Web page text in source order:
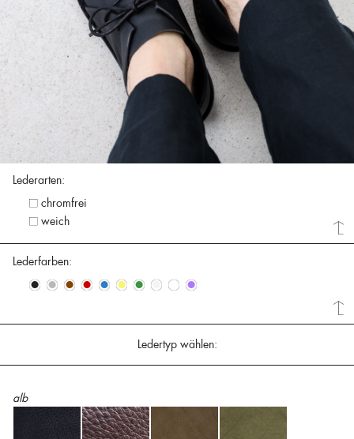
Lederarten:
chromfrei
weich
Lederfarben:
• • • • • • • • • •
Ledertyp wählen:
alb